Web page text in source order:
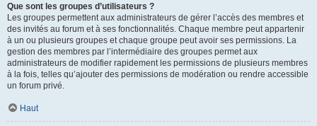
Que sont les groupes d’utilisateurs ?
Les groupes permettent aux administrateurs de gérer l’accès des membres et
des invités au forum et à ses fonctionnalités. Chaque membre peut appartenir
à un ou plusieurs groupes et chaque groupe peut avoir ses permissions. La
gestion des membres par l’intermédiaire des groupes permet aux
administrateurs de modifier rapidement les permissions de plusieurs membres
à la fois, telles qu’ajouter des permissions de modération ou rendre accessible
un forum privé.
Haut